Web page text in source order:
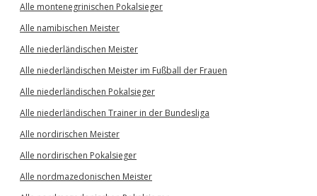
Alle montenegrinischen Pokalsieger
Alle namibischen Meister
Alle niederländischen Meister
Alle niederländischen Meister im Fußball der Frauen
Alle niederländischen Pokalsieger
Alle niederländischen Trainer in der Bundesliga
Alle nordirischen Meister
Alle nordirischen Pokalsieger
Alle nordmazedonischen Meister